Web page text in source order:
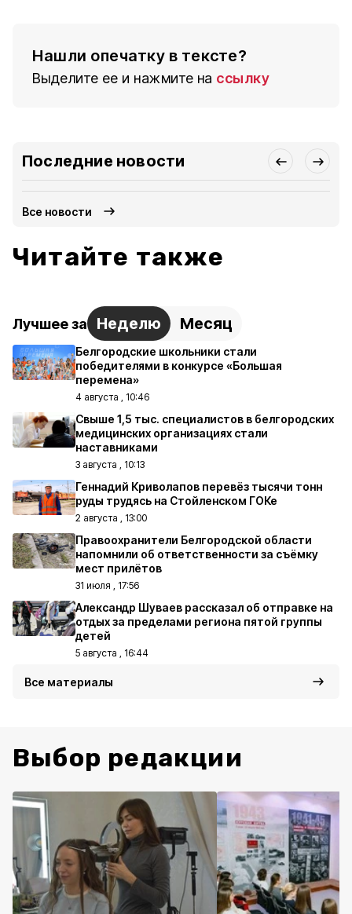
Нашли опечатку в тексте?
Выделите ее и нажмите на ссылку
Последние новости
Все новости
Читайте также
Лучшее за Неделю Месяц
Белгородские школьники стали
победителями в конкурсе «Большая
перемена»
4 августа , 10:46
Свыше 1,5 тыс. специалистов в белгородских
медицинских организациях стали
наставниками
3 августа , 10:13
Геннадий Криволапов перевёз тысячи тонн
руды трудясь на Стойленском ГОКе
2 августа , 13:00
Правоохранители Белгородской области
напомнили об ответственности за съёмку
мест прилётов
31 июля , 17:56
Александр Шуваев рассказал об отправке на
отдых за пределами региона пятой группы
детей
5 августа , 16:44
Все материалы
Выбор редакции